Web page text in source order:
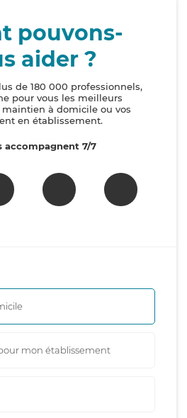
pouvons-
aider ?
de 180 000 professionnels,
pour vous les meilleurs
à domicile ou vos
en établissement.
accompagnent 7/7
mon établissement